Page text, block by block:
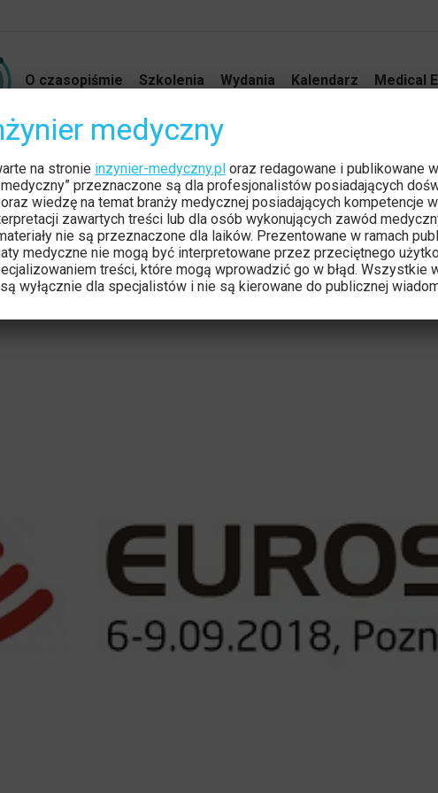
O czasopiśmie Szkolenia Wydania Kalendarz Medical
EUROSON
Jesteś tutaj:
medyczny
na stronie inzynier-medyczny.ploraz redagowane i publikowane
przeznaczone są dla profesjonalistów posiadających
wiedzę na temat branży medycznej posiadających kompetencje
zawartych treści lub dla osób wykonujących zawód
nie są przeznaczone dla laików. Prezentowane w ramach
medyczne nie mogą być interpretowane przez przeciętnego
treści, które mogą wprowadzić go w błąd. Wszystkie
wyłącznie dla specjalistów i nie są kierowane do publicznej